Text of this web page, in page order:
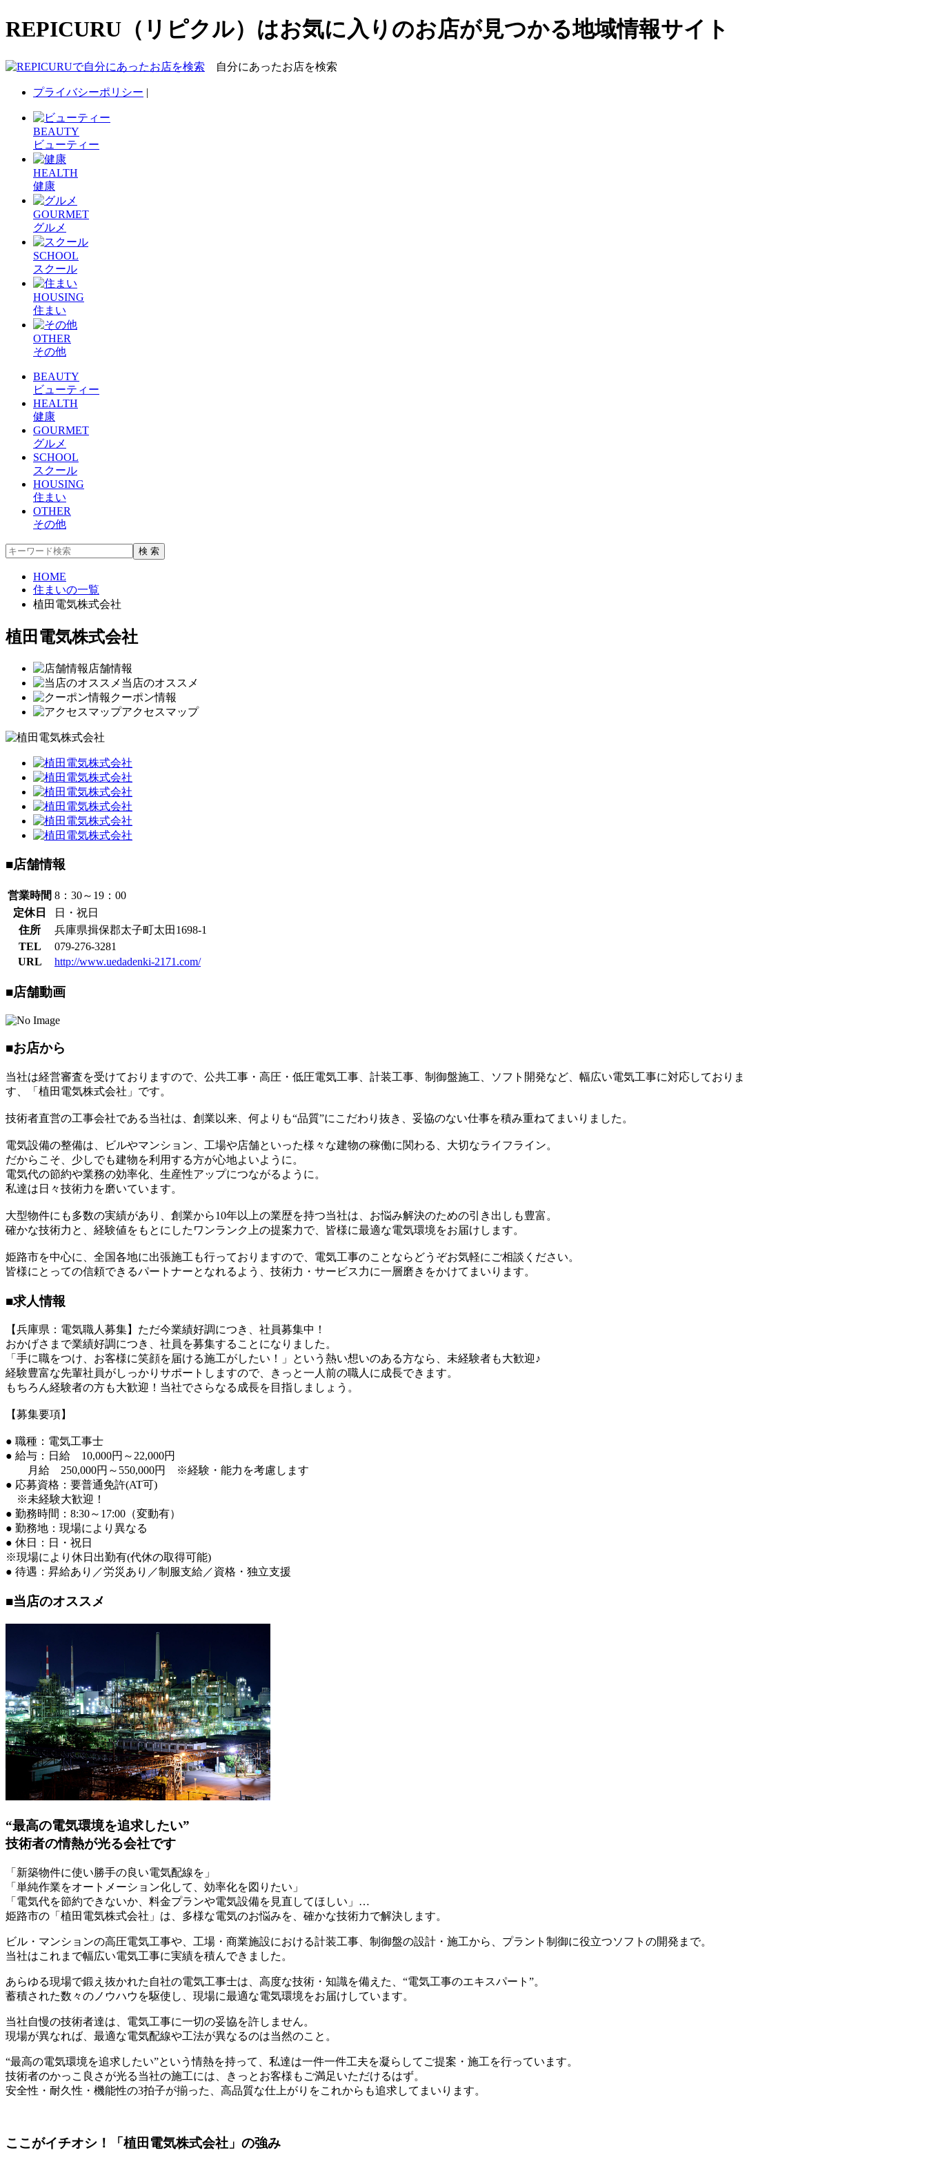
REPICURU（リピクル）はお気に入りのお店が見つかる地域情報サイト
自分にあったお店を検索
プライバシーポリシー |
BEAUTY
ビューティー
HEALTH
健康
GOURMET
グルメ
SCHOOL
スクール
HOUSING
住まい
OTHER
その他
BEAUTY
ビューティー
HEALTH
健康
GOURMET
グルメ
SCHOOL
スクール
HOUSING
住まい
OTHER
その他
HOME
住まいの一覧
植田電気株式会社
植田電気株式会社
店舗情報
当店のオススメ
クーポン情報
アクセスマップ
■店舗情報
営業時間 8：30～19：00
定休日
日・祝日
住所
兵庫県揖保郡太子町太田1698-1
TEL
079-276-3281
URL
http://www.uedadenki-2171.com/
■店舗動画
■お店から
当社は経営審査を受けておりますので、公共工事・高圧・低圧電気工事、計装工事、制御盤施工、ソフト開発など、幅広い電気工事に対応しておりま
す、「植田電気株式会社」です。
技術者直営の工事会社である当社は、創業以来、何よりも“品質”にこだわり抜き、妥協のない仕事を積み重ねてまいりました。
電気設備の整備は、ビルやマンション、工場や店舗といった様々な建物の稼働に関わる、大切なライフライン。
だからこそ、少しでも建物を利用する方が心地よいように。
電気代の節約や業務の効率化、生産性アップにつながるように。
私達は日々技術力を磨いています。
大型物件にも多数の実績があり、創業から10年以上の業歴を持つ当社は、お悩み解決のための引き出しも豊富。
確かな技術力と、経験値をもとにしたワンランク上の提案力で、皆様に最適な電気環境をお届けします。
姫路市を中心に、全国各地に出張施工も行っておりますので、電気工事のことならどうぞお気軽にご相談ください。
皆様にとっての信頼できるパートナーとなれるよう、技術力・サービス力に一層磨きをかけてまいります。
■求人情報
【兵庫県：電気職人募集】ただ今業績好調につき、社員募集中！
おかげさまで業績好調につき、社員を募集することになりました。
「手に職をつけ、お客様に笑顔を届ける施工がしたい！」という熱い想いのある方なら、未経験者も大歓迎♪
経験豊富な先輩社員がしっかりサポートしますので、きっと一人前の職人に成長できます。
もちろん経験者の方も大歓迎！当社でさらなる成長を目指しましょう。
【募集要項】
● 職種：電気工事士
● 給与：日給 10,000円～22,000円
月給 250,000円～550,000円 ※経験・能力を考慮します
● 応募資格：要普通免許(AT可)
※未経験大歓迎！
● 勤務時間：8:30～17:00（変動有）
● 勤務地：現場により異なる
● 休日：日・祝日
※現場により休日出勤有(代休の取得可能)
● 待遇：昇給あり／労災あり／制服支給／資格・独立支援
■当店のオススメ
“最高の電気環境を追求したい”
技術者の情熱が光る会社です
「新築物件に使い勝手の良い電気配線を」
「単純作業をオートメーション化して、効率化を図りたい」
「電気代を節約できないか、料金プランや電気設備を見直してほしい」…
姫路市の「植田電気株式会社」は、多様な電気のお悩みを、確かな技術力で解決します。
ビル・マンションの高圧電気工事や、工場・商業施設における計装工事、制御盤の設計・施工から、プラント制御に役立つソフトの開発まで。
当社はこれまで幅広い電気工事に実績を積んできました。
あらゆる現場で鍛え抜かれた自社の電気工事士は、高度な技術・知識を備えた、“電気工事のエキスパート”。
蓄積された数々のノウハウを駆使し、現場に最適な電気環境をお届けしています。
当社自慢の技術者達は、電気工事に一切の妥協を許しません。
現場が異なれば、最適な電気配線や工法が異なるのは当然のこと。
“最高の電気環境を追求したい”という情熱を持って、私達は一件一件工夫を凝らしてご提案・施工を行っています。
技術者のかっこ良さが光る当社の施工には、きっとお客様もご満足いただけるはず。
安全性・耐久性・機能性の3拍子が揃った、高品質な仕上がりをこれからも追求してまいります。
ここがイチオシ！「植田電気株式会社」の強み